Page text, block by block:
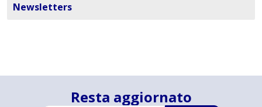
Newsletters
Resta aggiornato